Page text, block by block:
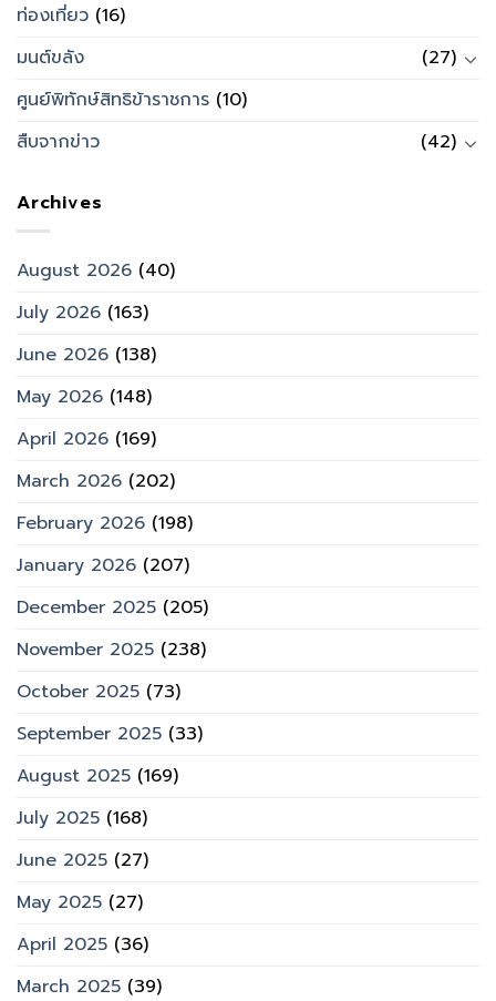
ท่องเที่ยว (16)
มนต์ขลัง
(27)
ศูนย์พิทักษ์สิทธิข้าราชการ (10)
สืบจากข่าว
(42)
Archives
August 2026 (40)
July 2026 (163)
June 2026 (138)
May 2026 (148)
April 2026 (169)
March 2026 (202)
February 2026 (198)
January 2026 (207)
December 2025 (205)
November 2025 (238)
October 2025 (73)
September 2025 (33)
August 2025 (169)
July 2025 (168)
June 2025 (27)
May 2025 (27)
April 2025 (36)
March 2025 (39)